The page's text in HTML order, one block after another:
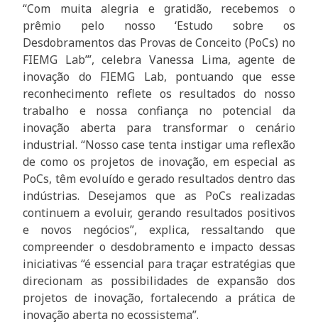
“Com muita alegria e gratidão, recebemos o
prêmio pelo nosso ‘Estudo sobre os
Desdobramentos das Provas de Conceito (PoCs) no
FIEMG Lab’”, celebra Vanessa Lima, agente de
inovação do FIEMG Lab, pontuando que esse
reconhecimento reflete os resultados do nosso
trabalho e nossa confiança no potencial da
inovação aberta para transformar o cenário
industrial. “Nosso case tenta instigar uma reflexão
de como os projetos de inovação, em especial as
PoCs, têm evoluído e gerado resultados dentro das
indústrias. Desejamos que as PoCs realizadas
continuem a evoluir, gerando resultados positivos
e novos negócios”, explica, ressaltando que
compreender o desdobramento e impacto dessas
iniciativas “é essencial para traçar estratégias que
direcionam as possibilidades de expansão dos
projetos de inovação, fortalecendo a prática de
inovação aberta no ecossistema”.